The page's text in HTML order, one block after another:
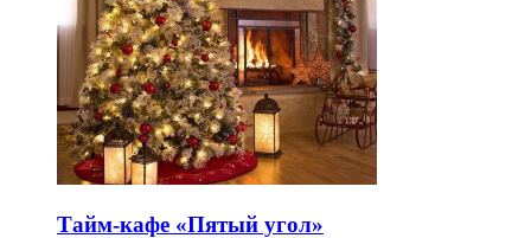
Тайм-кафе «Пятый угол»